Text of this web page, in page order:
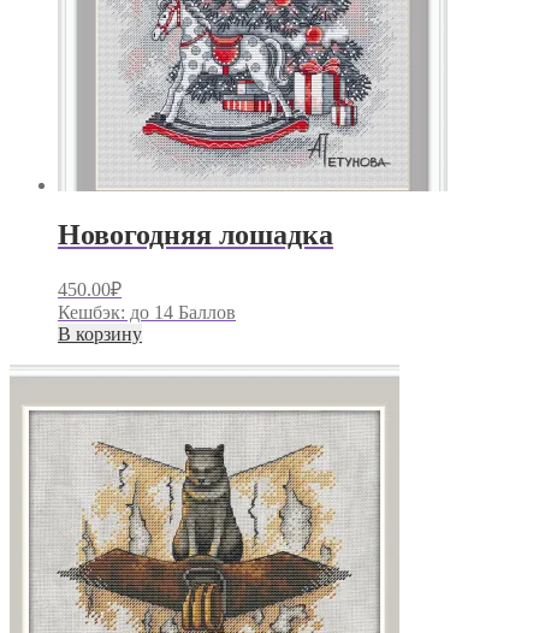
Новогодняя лошадка
450.00₽
Кешбэк: до 14 Баллов
В корзину